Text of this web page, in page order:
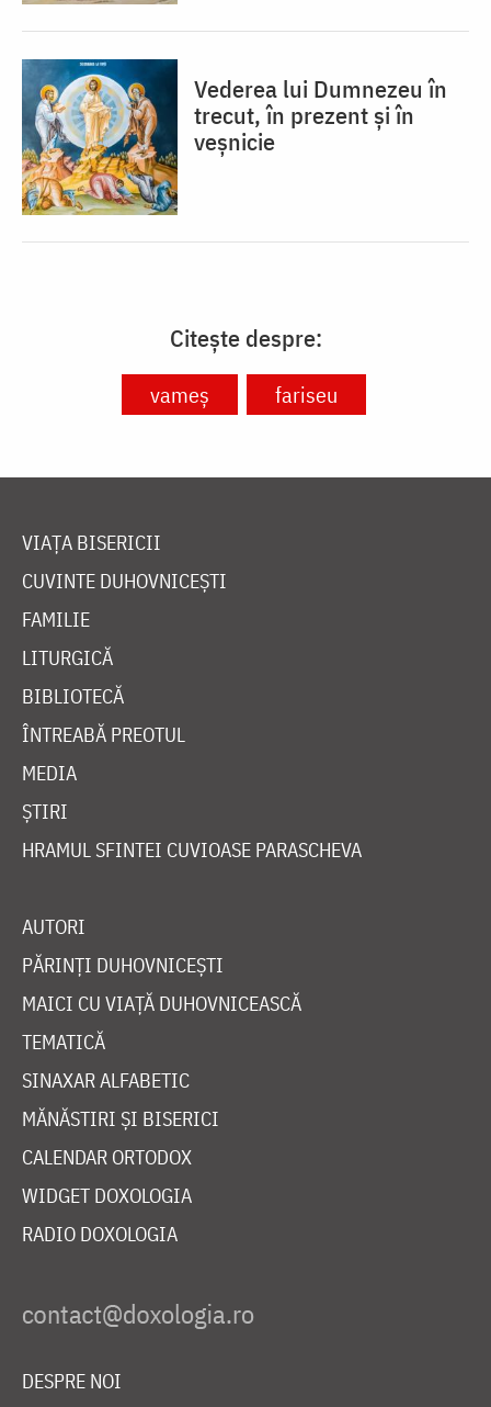
Vederea lui Dumnezeu în
trecut, în prezent și în
veșnicie
Citește despre:
vameș fariseu
VIAȚA BISERICII
CUVINTE DUHOVNICEȘTI
FAMILIE
LITURGICĂ
BIBLIOTECĂ
ÎNTREABĂ PREOTUL
MEDIA
ȘTIRI
HRAMUL SFINTEI CUVIOASE PARASCHEVA
AUTORI
PĂRINȚI DUHOVNICEȘTI
MAICI CU VIAȚĂ DUHOVNICEASCĂ
TEMATICĂ
SINAXAR ALFABETIC
MĂNĂSTIRI ȘI BISERICI
CALENDAR ORTODOX
WIDGET DOXOLOGIA
RADIO DOXOLOGIA
DESPRE NOI